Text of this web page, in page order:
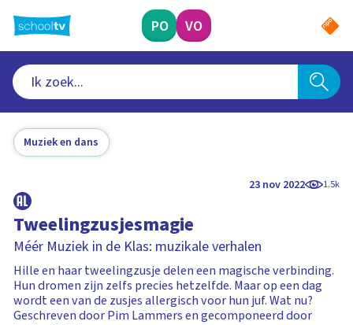
naar
hoofdinhoud
PO VO
Muziek en dans
23 nov 2022 1.5k
Tweelingzusjesmagie
Méér Muziek in de Klas: muzikale verhalen
Hille en haar tweelingzusje delen een magische verbinding.
Hun dromen zijn zelfs precies hetzelfde. Maar op een dag
wordt een van de zusjes allergisch voor hun juf. Wat nu?
Geschreven door Pim Lammers en gecomponeerd door